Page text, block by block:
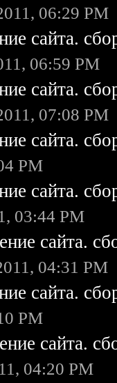
06:29 PM
сайта.
06:59 PM
сайта.
07:08 PM
сайта.
PM
сайта.
03:44 PM
сайта.
04:31 PM
сайта.
PM
сайта.
04:20 PM